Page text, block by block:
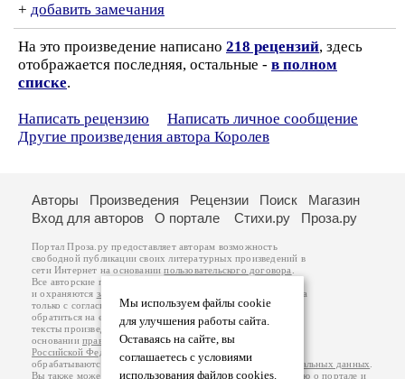
+ добавить замечания
На это произведение написано 218 рецензий, здесь
отображается последняя, остальные - в полном
списке.
Написать рецензию
Написать личное сообщение
Другие произведения автора Королев
Мы используем файлы cookie
для улучшения работы сайта.
Оставаясь на сайте, вы
соглашаетесь с условиями
использования файлов cookies.
Авторы Произведения Рецензии Поиск
Магазин
Вход для авторов
О портале Стихи.ру Проза.ру
Портал Проза.ру предоставляет авторам возможность
свободной публикации своих литературных произведений в
сети Интернет на основаниипользовательского договора
Все авторские права на произведения принадлежат авторам
и охраняются законом
. Перепечатка произведений возможна
только с согласия его автора, к которому вы можете
обратиться на его авторской странице. Ответственность за
тексты произведений авторы несут самостоятельно на
основанииправил публикацииизаконодательства
Российской Федерации
обрабатываются на основанииПолитики обработки персональных данных
Вы также можете посмотреть более подробнуюинформацию о портале и